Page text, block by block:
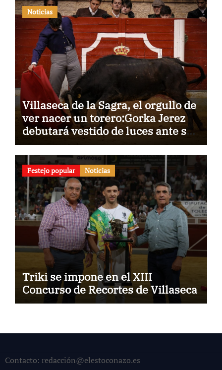
Noticias
Villaseca de la Sagra, el orgullo de
ver nacer un torero:Gorka Jerez
debutará vestido de luces ante su
pueblo
Festejo popular Noticias
Triki se impone en el XIII
Concurso de Recortes de Villaseca
Contacto: redacción@elestoconazo.es